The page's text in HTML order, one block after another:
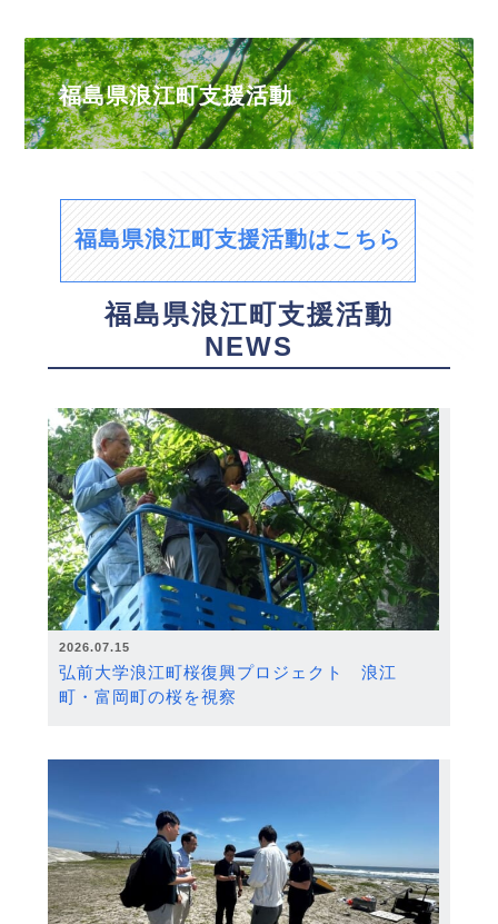
福島県浪江町支援活動
福島県浪江町支援活動はこちら
福島県浪江町支援活動
NEWS
2026.07.15
弘前大学浪江町桜復興プロジェクト 浪江
町・富岡町の桜を視察